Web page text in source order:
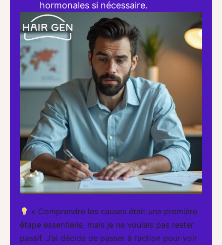
hormonales si nécessaire.
« Comprendre les causes était une première
étape essentielle, mais je ne voulais pas rester
passif. J’ai décidé de passer à l’action pour voir